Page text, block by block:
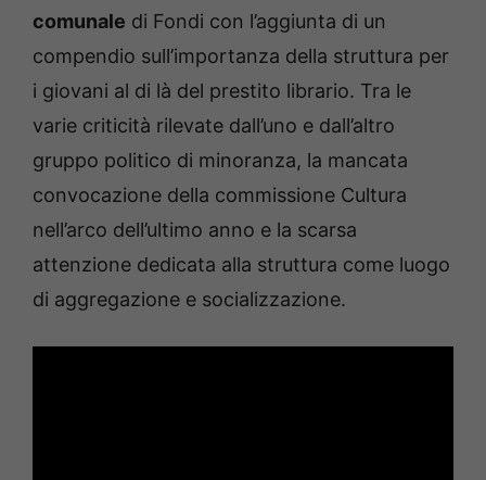
comunale di Fondi con l’aggiunta di un
compendio sull’importanza della struttura per
i giovani al di là del prestito librario. Tra le
varie criticità rilevate dall’uno e dall’altro
gruppo politico di minoranza, la mancata
convocazione della commissione Cultura
nell’arco dell’ultimo anno e la scarsa
attenzione dedicata alla struttura come luogo
di aggregazione e socializzazione.